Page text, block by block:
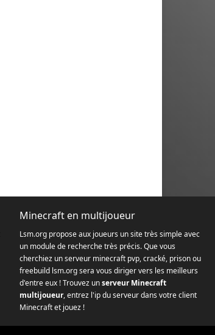
Minecraft en multijoueur
Lsm.org propose aux joueurs un site très simple avec
un module de recherche très précis. Que vous
cherchiez un serveur minecraft pvp, cracké, prison ou
freebuild lsm.org sera vous diriger vers les meilleurs
d'entre eux ! Trouvez unserveur Minecraft
multijoueur, entrez l'ip du serveur dans votre client
Minecraft et jouez !